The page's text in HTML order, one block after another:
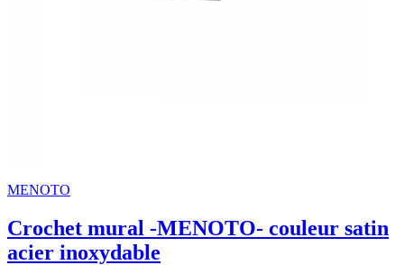
MENOTO
Crochet mural -MENOTO- couleur satin
acier inoxydable